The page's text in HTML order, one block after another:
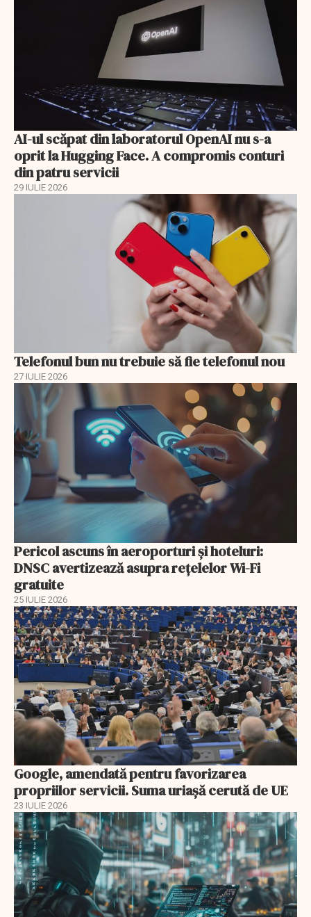
AI-ul scăpat din laboratorul OpenAI nu s-a
oprit la Hugging Face. A compromis conturi
din patru servicii
29 IULIE 2026
Telefonul bun nu trebuie să fie telefonul nou
27 IULIE 2026
Pericol ascuns în aeroporturi și hoteluri:
DNSC avertizează asupra rețelelor Wi-Fi
gratuite
25 IULIE 2026
Google, amendată pentru favorizarea
propriilor servicii. Suma uriașă cerută de UE
23 IULIE 2026